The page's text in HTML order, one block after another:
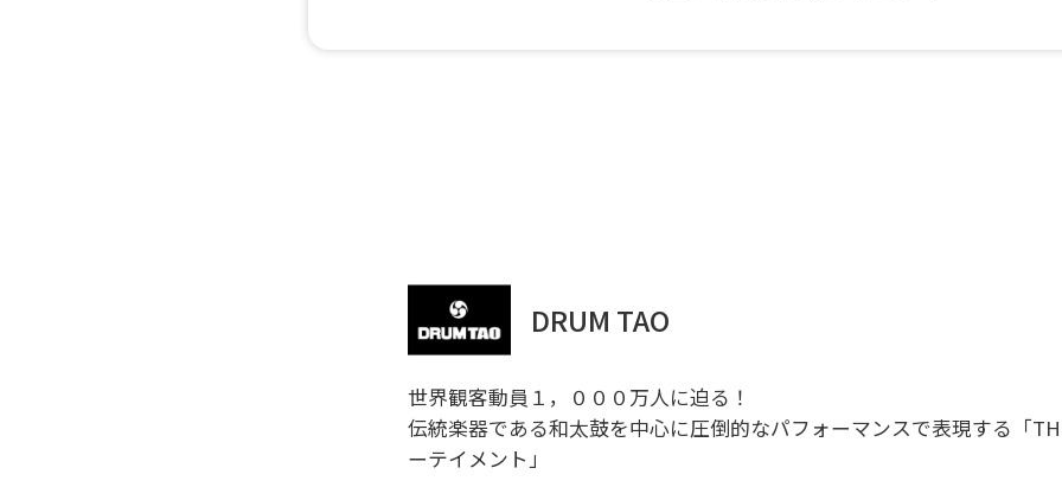
DRUM TAO
世界観客動員１，０００万人に迫る！
伝統楽器である和太鼓を中心に圧倒的なパフォーマンスで表現する「
ーテイメント」